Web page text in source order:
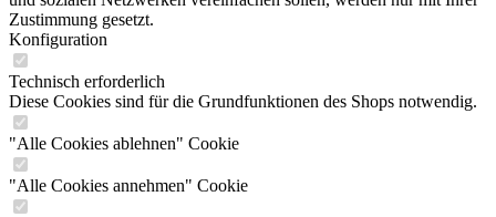
Zustimmung gesetzt.
Konfiguration
Technisch erforderlich
Diese Cookies sind für die Grundfunktionen des Shops notwendig.
"Alle Cookies ablehnen" Cookie
"Alle Cookies annehmen" Cookie